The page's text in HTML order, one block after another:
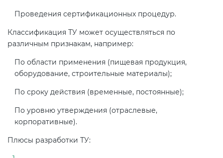
Проведения сертификационных процедур.
Классификация ТУ может осуществляться по
различным признакам, например:
По области применения (пищевая продукция,
оборудование, строительные материалы);
По сроку действия (временные, постоянные);
По уровню утверждения (отраслевые,
корпоративные).
Плюсы разработки ТУ: